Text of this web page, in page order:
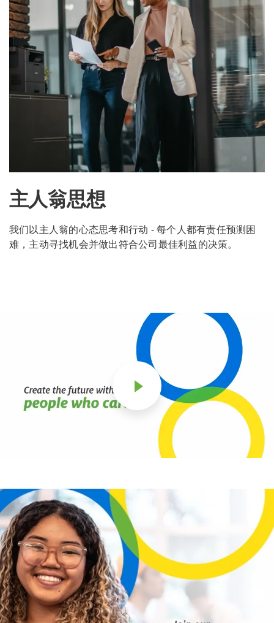
主人翁思想
我们以主人翁的心态思考和行动 - 每个人都有责任预测困
难，主动寻找机会并做出符合公司最佳利益的决策。